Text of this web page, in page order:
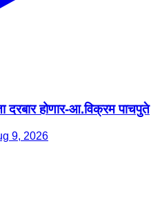
होणार-आ.विक्रम पाचपुते
9, 2026